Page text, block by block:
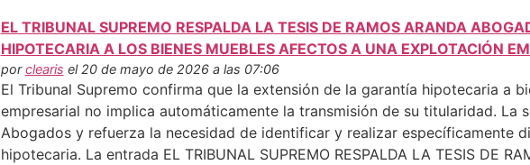
EL TRIBUNAL SUPREMO RESPALDA LA TESIS DE RAMOS ARANDA
HIPOTECARIA A LOS BIENES MUEBLES AFECTOS A UNA EXPLOTACIÓN
porclearis el 20 de mayo de 2026 a las 07:06
El Tribunal Supremo confirma que la extensión de la garantía hipotecaria a
empresarial no implica automáticamente la transmisión de su titularidad. La
Abogados y refuerza la necesidad de identificar y realizar específicamente
hipotecaria. La entrada EL TRIBUNAL SUPREMO RESPALDA LA TESIS DE